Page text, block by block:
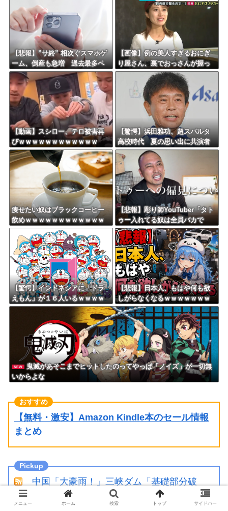
【悲報】”サ終” 相次ぐスマホゲ
ーム、倒産も急増 過去最多ペ
ースで推移 「当たれば一攫千
金」過去の時代に
【画像】例の美人すぎるおにぎ
り屋さん、裏でおっさんが握っ
ていたｗｗｗｗｗｗｗｗｗｗｗ
ｗｗｗｗｗｗ
【動画】スシロー、テロ被害再
びｗｗｗｗｗｗｗｗｗｗｗｗ
【驚愕】浜田雅功、超スパルタ
高校時代 夏の思い出に共演者
衝撃「ええ？」「それはかわい
そう」
痩せたい奴はブラックコーヒー
飲めｗｗｗｗｗｗｗｗｗｗｗｗ
ｗ
【悲報】彫り師YouTuber「タト
ゥー入れてる奴は全員バカで
す。すごい民度低い」
【驚愕】インドネシアに「ドラ
えもん」が１６人いるｗｗｗｗ
ｗｗｗｗｗｗｗ
【悲報】日本人、もはや何も欲
しがらなくなるｗｗｗｗｗｗｗ
ｗｗｗｗｗｗｗｗｗｗｗｗｗｗ
ｗｗｗ
NEW
鬼滅があそこまでヒットしたのってやっぱ「ノイズ」が一切無
いからよな
【無料・激安】Amazon Kindle本のセール情報
まとめ
中国「大豪雨！」三峡ダム「基礎部分破
損」中国「全力放流！」台風13号「中国上陸予
メニュー ホーム 検索 トップ サイドバー